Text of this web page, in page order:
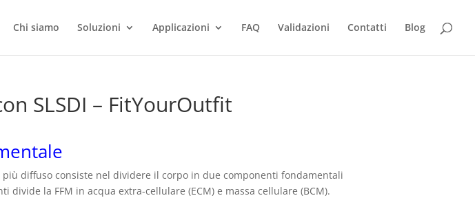
Chi siamo Soluzioni Applicazioni FAQ Validazioni Contatti Blog
SLSDI – FitYourOutfit
diffuso consiste nel dividere il corpo in due componenti fondamentali
la FFM in acqua extra-cellulare (ECM) e massa cellulare (BCM).